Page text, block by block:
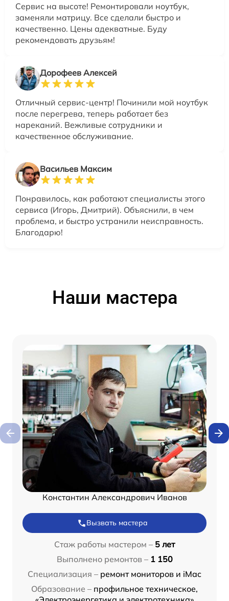
Сервис на высоте! Ремонтировали ноутбук,
заменяли матрицу. Все сделали быстро и
качественно. Цены адекватные. Буду
рекомендовать друзьям!
Дорофеев Алексей
Отличный сервис-центр! Починили мой ноутбук
после перегрева, теперь работает без
нареканий. Вежливые сотрудники и
качественное обслуживание.
Васильев Максим
Понравилось, как работают специалисты этого
сервиса (Игорь, Дмитрий). Объяснили, в чем
проблема, и быстро устранили неисправность.
Благодарю!
Наши мастера
Константин Александрович Иванов
Вызвать мастера
Стаж работы мастером – 5 лет
Выполнено ремонтов – 1 150
Специализация – ремонт мониторов и iMac
Образование – профильное техническое,